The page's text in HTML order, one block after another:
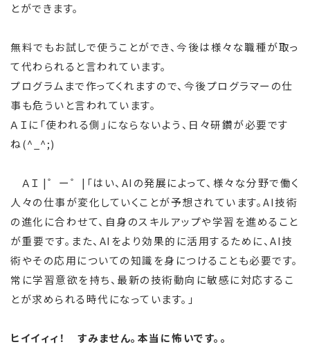
とができます。
無料でもお試しで使うことができ、今後は様々な職種が取っ
て代わられると言われています。
プログラムまで作ってくれますので、今後プログラマーの仕
事も危ういと言われています。
ＡＩに「使われる側」にならないよう、日々研鑽が必要です
ね(^_^;)
ＡＩ |゜ー゜|「はい、AIの発展によって、様々な分野で働く
人々の仕事が変化していくことが予想されています。AI技術
の進化に合わせて、自身のスキルアップや学習を進めること
が重要です。また、AIをより効果的に活用するために、AI技
術やその応用についての知識を身につけることも必要です。
常に学習意欲を持ち、最新の技術動向に敏感に対応するこ
とが求められる時代になっています。」
ヒイイィィ！ すみません。本当に怖いです。。